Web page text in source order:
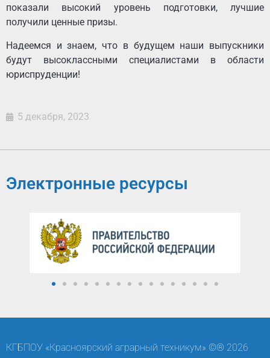
показали высокий уровень подготовки, лучшие
получили ценные призы.
Надеемся и знаем, что в будущем наши выпускники
будут высоклассными специалистами в области
юриспруденции!
5 декабря, 2023
Электронные ресурсы
КГБПОУ «Красноярский аграрный техникум» ©® 2026